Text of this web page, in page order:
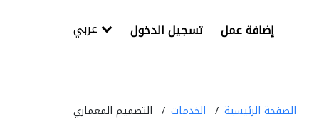
تسجيل الدخول إضافة عمل
الصفحة الرئيسية الخدمات التصميم المعماري